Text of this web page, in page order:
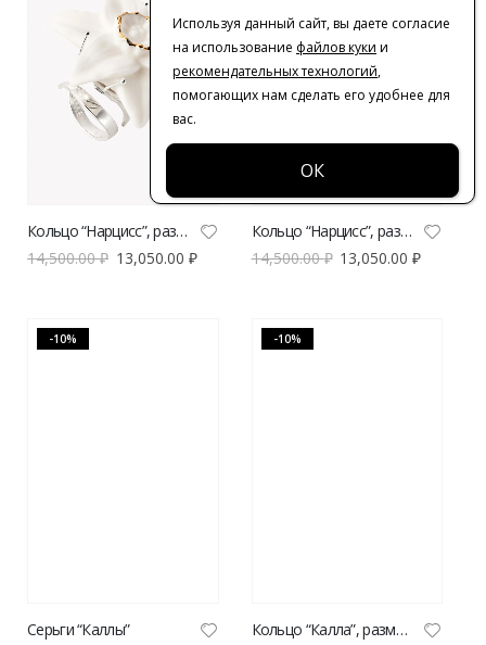
Кольцо “Нарцисс”, размер XL
14,500.00₽ 13,050.00 ₽
Кольцо “Нарцисс”, размер XL
14,500.00₽ 13,050.00₽
-10%
Серьги “Каллы”
-10%
Кольцо “Калла”, размер XL
Используя данный сайт, вы даете согласие
на использование файлов куки и
рекомендательных технологий,
помогающих нам сделать его удобнее для
вас.